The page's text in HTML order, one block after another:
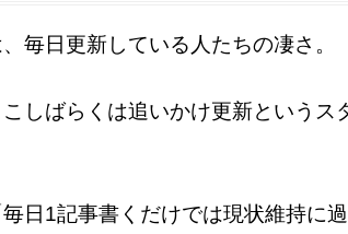
毎日更新している人たちの凄さ。
しばらくは追いかけ更新というス
日1記事書くだけでは現状維持に過